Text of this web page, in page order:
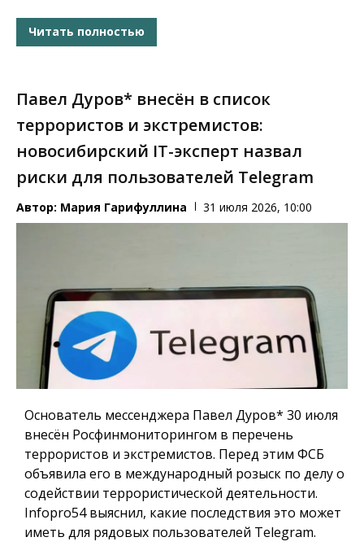
Читать полностью
Павел Дуров* внесён в список
террористов и экстремистов:
новосибирский IT-эксперт назвал
риски для пользователей Telegram
Автор: Мария Гарифуллина 31 июля 2026, 10:00
Основатель мессенджера Павел Дуров* 30 июля
внесён Росфинмониторингом в перечень
террористов и экстремистов. Перед этим ФСБ
объявила его в международный розыск по делу о
содействии террористической деятельности.
Infopro54выяснил, какие последствия это может
иметь для рядовых пользователей Telegram.